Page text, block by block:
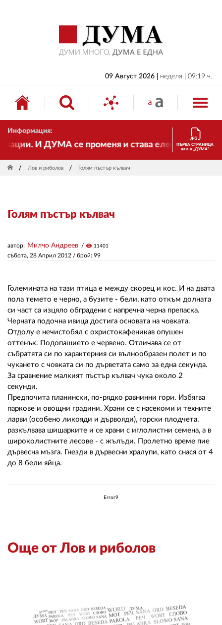
09 Август 2026 неделя 09:19 ч.
Информация:
И ДУМА се променя и става електронноПЪРВА СТРАНИЦА
на в-к „ДУМА“
Лов и риболов Голям пъстър кълвач
Голям пъстър кълвач
събота, 28 Април 2012 / брой: 99
автор: Милчо Андреев visibility 11401
Големината на тази птица е между скорец и кос. И на двата
пола темето е черно, а бузите - бели, като откъм долната
си част са изцяло обградени с напречна черна препаска.
Черната подочна ивица достига основата на човката.
Отдолу е нечистобял с охристокафеникав опушен
оттенък. Подопашието е червено. Отличава се от
събратята си по характерния си вълнообразен полет и по
чукането с човката си по дърветата само за една секунда.
За сравнение малкият пъстър кълвач чука около 2
секунди.
Предпочита планински, по-рядко равнинни гори. Избягва
паркове и овощни градини. Храни се с насекоми и техните
ларви (особено ликояди и дървояди), горски плодчета,
разкълвaва шишарките и се храни с иглолистни семена, а в
широколистните лесове - с жълъди. Пролетно време пие
дървесна мъзга. Гнезди в дървесни хралупи, като снася от 4
до 8 бели яйца.
Error9
Още от Лов и риболов
БЪЛГАРИЯ
ИКОНОМИКА
ИЗБОРИ
СВЯТ
ДРУГИ
ЗА НАС
РЕДАКЦИЯ
КОНТАКТИ
РЕКЛАМА
АБОНАМЕНТ
УСЛОВИЯ ЗА ПОЛЗВАНЕ
ПОЛИТИКАТА ЗА
ПОВЕРИТЕЛНОСТ
02 975 20 35